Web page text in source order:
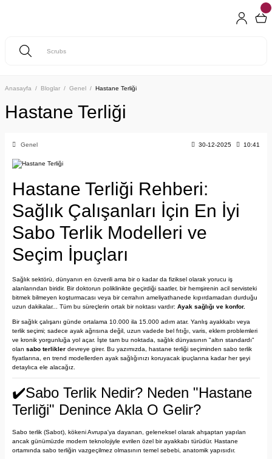
Anasayfa Bloglar Genel Hastane Terliği
Hastane Terliği
Genel 30-12-2025 10:41
Hastane Terliği Rehberi:
Sağlık Çalışanları İçin En İyi
Sabo Terlik Modelleri ve
Seçim İpuçları
Sağlık sektörü, dünyanın en özverili ama bir o kadar da fiziksel olarak yorucu iş
alanlarından biridir. Bir doktorun poliklinikte geçirdiği saatler, bir hemşirenin acil servisteki
bitmek bilmeyen koşturmacası veya bir cerrahın ameliyathanede kıpırdamadan durduğu
uzun dakikalar... Tüm bu süreçlerin ortak bir noktası vardır: Ayak sağlığı ve konfor.
Bir sağlık çalışanı günde ortalama 10.000 ila 15.000 adım atar. Yanlış ayakkabı veya
terlik seçimi; sadece ayak ağrısına değil, uzun vadede bel fıtığı, varis, eklem problemleri
ve kronik yorgunluğa yol açar. İşte tam bu noktada, sağlık dünyasının "altın standardı"
olan sabo terlikler devreye girer. Bu yazımızda, hastane terliği seçiminden sabo terlik
fiyatlarına, en trend modellerden ayak sağlığınızı koruyacak ipuçlarına kadar her şeyi
detaylıca ele alacağız.
✔️Sabo Terlik Nedir? Neden "Hastane
Terliği" Denince Akla O Gelir?
Sabo terlik (Sabot), kökeni Avrupa'ya dayanan, geleneksel olarak ahşaptan yapılan
ancak günümüzde modern teknolojiyle evrilen özel bir ayakkabı türüdür. Hastane
ortamında sabo terliğin vazgeçilmez olmasının temel sebebi, anatomik yapısıdır.